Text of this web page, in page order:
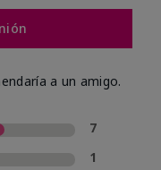
a un amigo.
7
1